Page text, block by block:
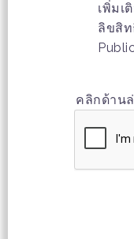
เพิ่มเ
ลิขสิท
คลิกด้าน